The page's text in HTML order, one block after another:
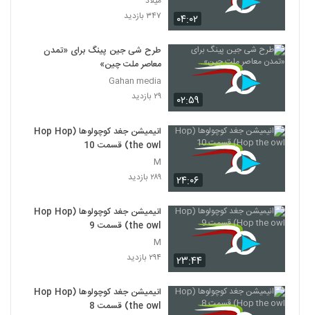
۰۴:۰۲
۳۴۷ بازدید
۰۲:۵۹
طرح شی جین پینگ برای «تمدن
معاصر ملت چین»
Gahan media
۲۹ بازدید
۲۴:۰۶
انیمیشن جغد کوچولوها (Hop Hop
the owl) قسمت 10
M
۲۸۹ بازدید
۲۳:۴۴
انیمیشن جغد کوچولوها (Hop Hop
the owl) قسمت 9
M
۲۹۴ بازدید
انیمیشن جغد کوچولوها (Hop Hop
the owl) قسمت 8